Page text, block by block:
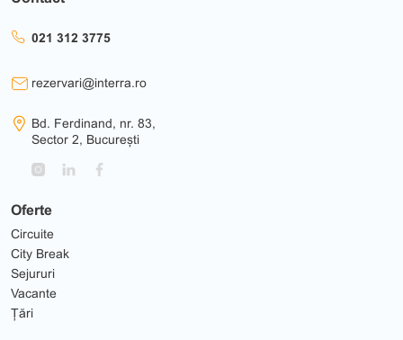
Oferte
Circuite
City Break
Sejururi
Vacante
Țări
021 312 3775
rezervari@interra.ro
Bd. Ferdinand, nr. 83,
Sector 2, București